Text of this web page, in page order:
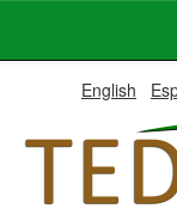
English